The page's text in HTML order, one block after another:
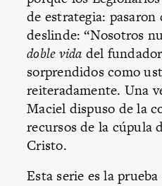
de estrategia: pasaron
deslinde: “Nosotros
doble vida del
sorprendidos como
reiteradamente. Una
Maciel dispuso de la
recursos de la cúpula
Cristo.
Esta serie es la